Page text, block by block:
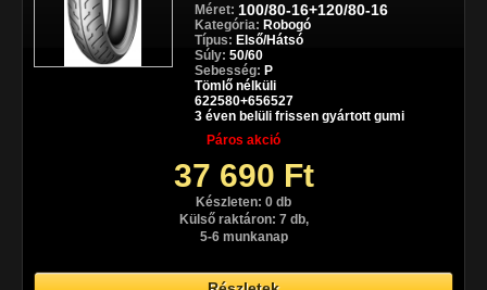
Méret: 100/80-16+120/80-16
Kategória: Robogó
Típus: Első/Hátsó
Súly: 50/60
Sebesség: P
Tömlő nélküli
622580+656527
3 éven belüli frissen gyártott gumi
Páros akció
37 690 Ft
Készleten: 0 db
Külső raktáron: 7 db,
5-6 munkanap